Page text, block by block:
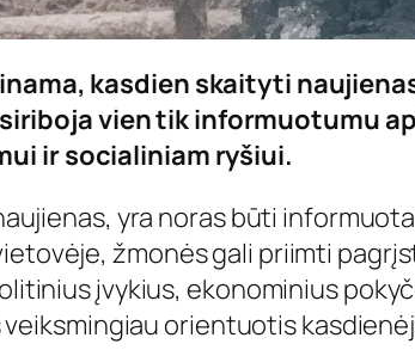
kasdien skaityti
vien tik informuotumu
ir socialiniam ryšiui.
yra noras būti
žmonės gali priimti
įvykius, ekonominius
orientuotis